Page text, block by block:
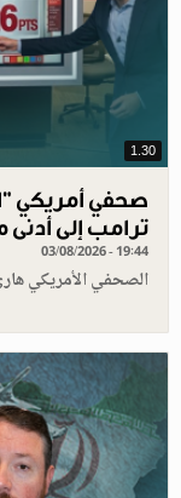
1.30
صحفي أمريكي
ترامب إلى
03/08/2026 - 19:44
الصحفي الأمريكي